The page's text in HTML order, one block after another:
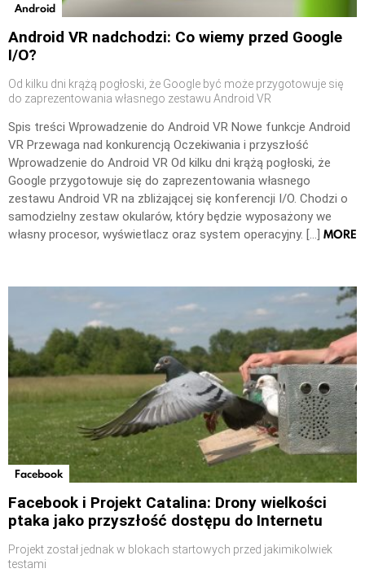
Android
Android VR nadchodzi: Co wiemy przed Google
I/O?
Od kilku dni krążą pogłoski, że Google być może przygotowuje się
do zaprezentowania własnego zestawu Android VR
Spis treści Wprowadzenie do Android VR Nowe funkcje Android
VR Przewaga nad konkurencją Oczekiwania i przyszłość
Wprowadzenie do Android VR Od kilku dni krążą pogłoski, że
Google przygotowuje się do zaprezentowania własnego
zestawu Android VR na zbliżającej się konferencji I/O. Chodzi o
samodzielny zestaw okularów, który będzie wyposażony we
własny procesor, wyświetlacz oraz system operacyjny. […] MORE
Facebook
Facebook i Projekt Catalina: Drony wielkości
ptaka jako przyszłość dostępu do Internetu
Projekt został jednak w blokach startowych przed jakimikolwiek
testami